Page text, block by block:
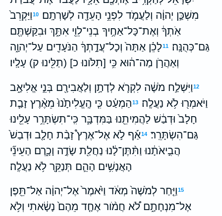
מִשְׁכַּ֣ן יְהוָ֔ה וְלַעֲמֹ֛ד לִפְנֵ֥י הָעֵדָ֖ה לְשָׁרְתָֽם׃
10וַיַּקְרֵב֙
אֹֽתְךָ֔ וְאֶת־כָּל־אַחֶ֥יךָ בְנֵי־לֵוִ֖י אִתָּ֑ךְ וּבִקַּשְׁתֶּ֖ם
גַּם־כְּהֻנָּֽה׃
11לָכֵ֗ן אַתָּה֙ וְכָל־עֲדָ֣תְךָ֔ הַנֹּעָדִ֖ים עַל־יְהוָ֑ה
וְאַהֲרֹ֣ן מַה־ה֔וּא כִּ֥י [תִלֹּונוּ כ] (תַלִּ֖ינוּ ק) עָלָֽיו׃
12וַיִּשְׁלַ֣ח מֹשֶׁ֔ה לִקְרֹ֛א לְדָתָ֥ן וְלַאֲבִירָ֖ם בְּנֵ֣י אֱלִיאָ֑ב
וַיֹּאמְר֖וּ לֹ֥א נַעֲלֶֽה׃
13הַמְעַ֗ט כִּ֤י הֶֽעֱלִיתָ֙נוּ֙ מֵאֶ֨רֶץ זָבַ֤ת
חָלָב֙ וּדְבַ֔שׁ לַהֲמִיתֵ֖נוּ בַּמִּדְבָּ֑ר כִּֽי־תִשְׂתָּרֵ֥ר עָלֵ֖ינוּ
גַּם־הִשְׂתָּרֵֽר׃ 14אַ֡ף לֹ֣א אֶל־אֶרֶץ֩ זָבַ֨ת חָלָ֤ב וּדְבַשׁ֙
הֲבִ֣יאֹתָ֔נוּ וַתִּ֨תֶּן־לָ֔נוּ נַחֲלַ֖ת שָׂדֶ֣ה וָכָ֑רֶם הַעֵינֵ֞י
הָאֲנָשִׁ֥ים הָהֵ֛ם תְּנַקֵּ֖ר לֹ֥א נַעֲלֶֽה׃
15וַיִּ֤חַר לְמֹשֶׁה֙ מְאֹ֔ד וַיֹּ֙אמֶר֙ אֶל־יְהוָ֔ה אַל־תֵּ֖פֶן
אֶל־מִנְחָתָ֑ם לֹ֠א חֲמֹ֨ור אֶחָ֤ד מֵהֶם֙ נָשָׂ֔אתִי וְלֹ֥א